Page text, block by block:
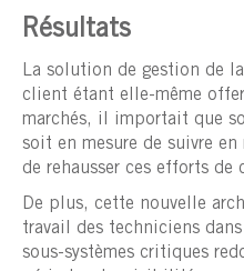
Résultats
La solution de gestion de
client étant elle-même
marchés, il importait que
soit en mesure de suivre
de rehausser ces efforts de
De plus, cette nouvelle
travail des techniciens
sous-systèmes critiques